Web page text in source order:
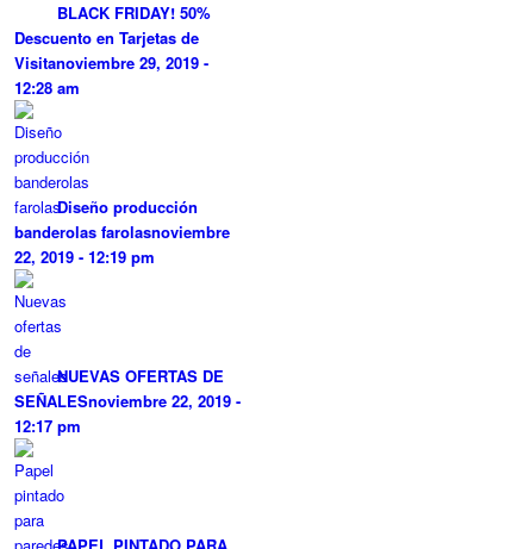
BLACK FRIDAY! 50%
Descuento en Tarjetas de
Visitanoviembre 29, 2019 -
12:28 am
Diseño producción
banderolas farolasnoviembre
22, 2019 - 12:19 pm
NUEVAS OFERTAS DE
SEÑALESnoviembre 22, 2019 -
12:17 pm